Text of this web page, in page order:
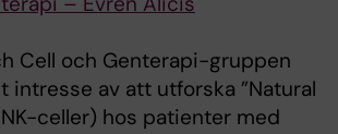
Cell och Genterapi-gruppen
intresse av att utforska ”Natural
celler) hos patienter med